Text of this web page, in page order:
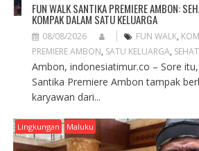
FUN WALK SANTIKA PREMIERE AMBON:
KOMPAK DALAM SATU KELUARGA
08/08/2026 FUN WALK,
PREMIERE AMBON, SATU KELUARGA,
Ambon, indonesiatimur.co – Sore
Santika Premiere Ambon tampak
karyawan dari...
Lingkungan Maluku